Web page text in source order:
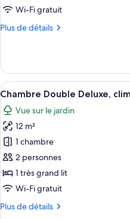
de
chambre :
Chambre
climatisation,
vue
jardin
Wi-Fi gratuit
Plus de détails
Plus
le
type
de
chambre
Chambre
Double
Deluxe,
climatisation,
vue
jardin
Afficher
toutes
les
photos
pour
ce
type
de
chambre :
Chambre
20
Chambre Double Deluxe,
Vue sur le jardin
12 m²
1 chambre
2 personnes
1 très grand lit
Wi-Fi gratuit
Plus de détails
Plus